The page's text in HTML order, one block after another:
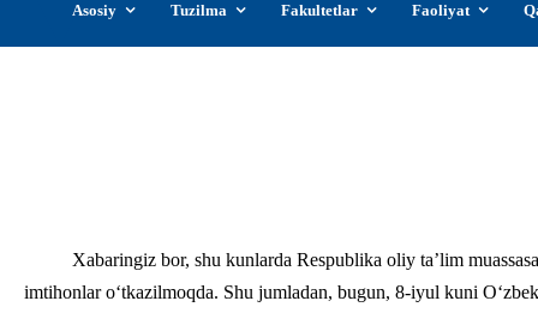
content
Asosiy Tuzilma Fakultetlar Faoliyat
Xabaringiz bor, shu kunlarda Respublika oliy ta’lim
imtihonlar o‘tkazilmoqda. Shu jumladan, bugun, 8-iyul kuni